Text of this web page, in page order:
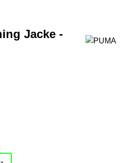
Jacke -